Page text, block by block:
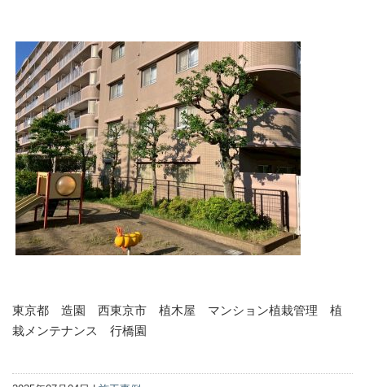
東京都 造園 西東京市 植木屋 マンション植栽管理 植
栽メンテナンス 行橋園